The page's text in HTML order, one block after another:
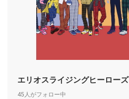
エリオスライジングヒーローズ
45人がフォロー中